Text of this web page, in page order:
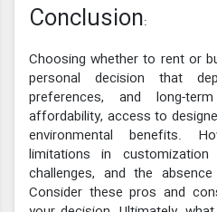
Conclusion:
Choosing whether to rent or
personal decision that
preferences, and long-
affordability, access to
environmental benefits.
limitations in
challenges, and the
Consider these pros and